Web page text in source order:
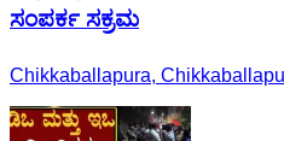
ಸಂಪರ್ಕ ಸಕ್ರಮ
Chikkaballapura,